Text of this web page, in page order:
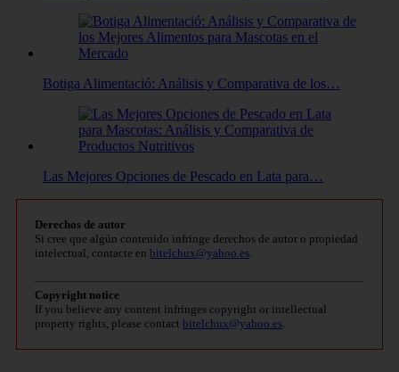
Botiga Alimentació: Análisis y Comparativa de los…
Las Mejores Opciones de Pescado en Lata para…
Derechos de autor
Si cree que algún contenido infringe derechos de autor o propiedad
intelectual, contacte en bitelchux@yahoo.es.
Copyright notice
If you believe any content infringes copyright or intellectual
property rights, please contact bitelchux@yahoo.es.